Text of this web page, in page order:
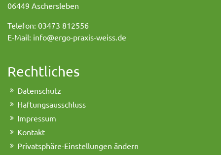
06449 Aschersleben
Telefon: 03473 812556
E-Mail: info@ergo-praxis-weiss.de
Rechtliches
Datenschutz
Haftungsausschluss
Impressum
Kontakt
Privatsphäre-Einstellungen ändern